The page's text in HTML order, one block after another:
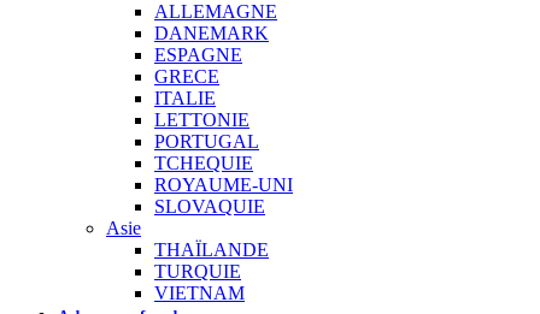
ALLEMAGNE
DANEMARK
ESPAGNE
GRECE
ITALIE
LETTONIE
PORTUGAL
TCHEQUIE
ROYAUME-UNI
SLOVAQUIE
Asie
THAÏLANDE
TURQUIE
VIETNAM